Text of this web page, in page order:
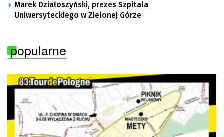
Marek Działoszyński, prezes Szpitala
Uniwersyteckiego w Zielonej Górze
popularne